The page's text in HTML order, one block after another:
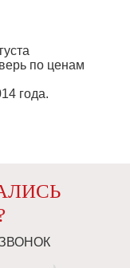
по ценам
года.